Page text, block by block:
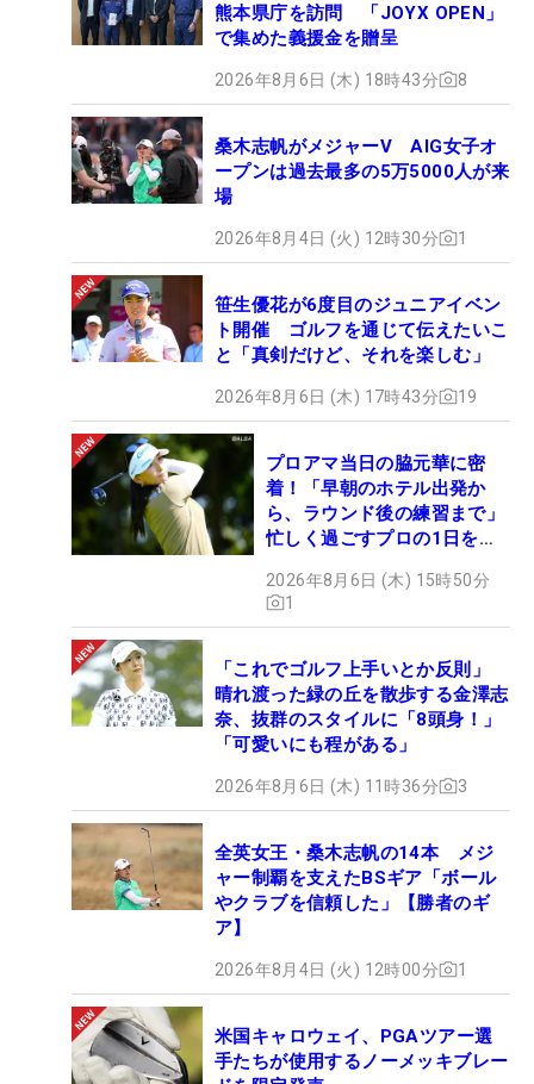
熊本県庁を訪問 「JOYX OPEN」
で集めた義援金を贈呈
2026年8月6日 (木) 18時43分 8
桑木志帆がメジャーV AIG女子オ
ープンは過去最多の5万5000人が来
場
2026年8月4日 (火) 12時30分 1
笹生優花が6度目のジュニアイベン
ト開催 ゴルフを通じて伝えたいこ
と「真剣だけど、それを楽しむ」
2026年8月6日 (木) 17時43分 19
プロアマ当日の脇元華に密
着！「早朝のホテル出発か
ら、ラウンド後の練習まで」
忙しく過ごすプロの1日を公
2026年8月6日 (木) 15時50分
1
「これでゴルフ上手いとか反則」
晴れ渡った緑の丘を散歩する金澤志
奈、抜群のスタイルに「8頭身！」
「可愛いにも程がある」
2026年8月6日 (木) 11時36分 3
全英女王・桑木志帆の14本 メジ
ャー制覇を支えたBSギア「ボール
やクラブを信頼した」【勝者のギ
ア】
2026年8月4日 (火) 12時00分 1
米国キャロウェイ、PGAツアー選
手たちが使用するノーメッキブレー